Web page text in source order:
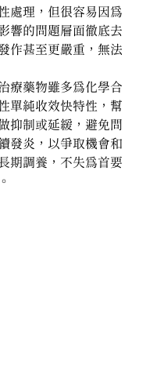
處理，但很容易因為
響的問題層面徹底去
作甚至更嚴重，無法
療藥物雖多為化學合
單純收效快特性，幫
抑制或延緩，避免問
發炎，以爭取機會和
期調養，不失為首要